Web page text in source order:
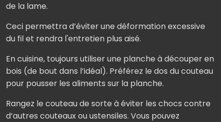
de la lame.
Ceci permettra d’éviter une déformation excessive
du fil et rendra l'entretien plus aisé.
En cuisine, toujours utiliser une planche à découper en
bois (de bout dans l’idéal). Préférez le dos du couteau
pour pousser les aliments sur la planche.
Rangez le couteau de sorte à éviter les chocs contre
d’autres couteaux ou ustensiles. Vous pouvez